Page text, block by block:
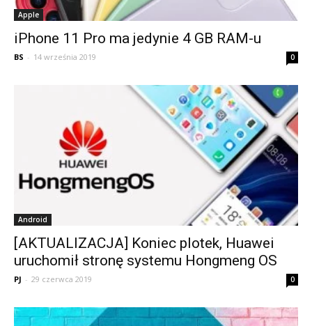
Apple
iPhone 11 Pro ma jedynie 4 GB RAM-u
BS - 14 września 2019 0
Android
[AKTUALIZACJA] Koniec plotek, Huawei
uruchomił stronę systemu Hongmeng OS
PJ - 29 czerwca 2019 0